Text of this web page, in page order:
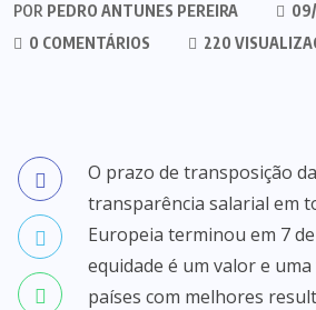
POR PEDRO ANTUNES PEREIRA
0 COMENTÁRIOS
220
O prazo de transposição
transparência salarial em
Europeia terminou em 7
equidade é um valor e
países com melhores